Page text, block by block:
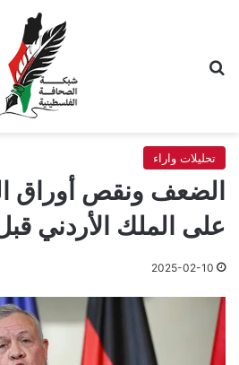
تحليلات واراء
الضعف ونقص أوراق
على الملك الأردني
2025-02-10